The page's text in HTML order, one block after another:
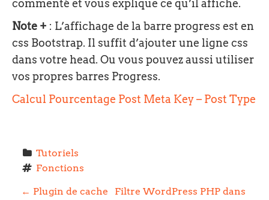
commenté et vous explique ce qu’il affiche.
Note + : L’affichage de la barre progress est en
css Bootstrap. Il suffit d’ajouter une ligne css
dans votre head. Ou vous pouvez aussi utiliser
vos propres barres Progress.
Calcul Pourcentage Post Meta Key – Post Type
Tutoriels
Fonctions
← Plugin de cache
Filtre WordPress PHP dans